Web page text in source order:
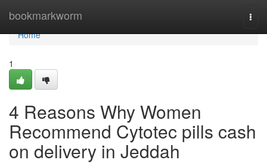
bookmarkworm
Home
Home
1
4 Reasons Why Women
Recommend Cytotec pills cash
on delivery in Jeddah